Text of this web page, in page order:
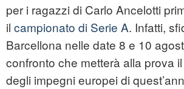
per i ragazzi di Carlo Ancelotti
il campionato di Serie A. Infatti,
Barcellona nelle date 8 e 10
confronto che metterà alla prova
degli impegni europei di